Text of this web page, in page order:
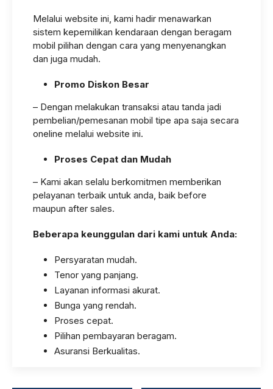
Melalui website ini, kami hadir menawarkan
sistem kepemilikan kendaraan dengan beragam
mobil pilihan dengan cara yang menyenangkan
dan juga mudah.
Promo Diskon Besar
– Dengan melakukan transaksi atau tanda jadi
pembelian/pemesanan mobil tipe apa saja secara
oneline melalui website ini.
Proses Cepat dan Mudah
– Kami akan selalu berkomitmen memberikan
pelayanan terbaik untuk anda, baik before
maupun after sales.
Beberapa keunggulan dari kami untuk Anda:
Persyaratan mudah.
Tenor yang panjang.
Layanan informasi akurat.
Bunga yang rendah.
Proses cepat.
Pilihan pembayaran beragam.
Asuransi Berkualitas.